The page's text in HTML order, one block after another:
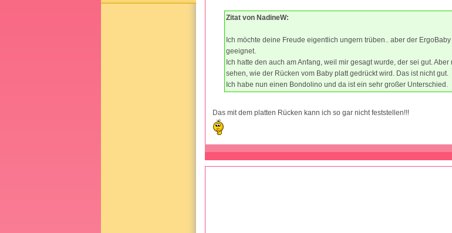
Zitat von NadineW:
Ich möchte deine Freude eigentlich ungern trüben.. aber der
geeignet.
Ich hatte den auch am Anfang, weil mir gesagt wurde, der sei gut.
sehen, wie der Rücken vom Baby platt gedrückt wird. Das ist nicht gut.
Ich habe nun einen Bondolino und da ist ein sehr großer Unterschied.
Das mit dem platten Rücken kann ich so gar nicht feststellen!!!